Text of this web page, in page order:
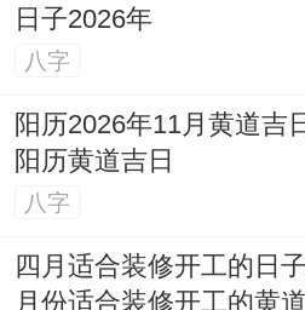
日子2026年
八字
阳历2026年11月黄道吉
阳历黄道吉日
八字
四月适合装修开工的日
月份适合装修开工的黄